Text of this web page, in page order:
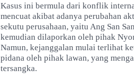
Kasus ini bermula dari konflik
mencuat akibat adanya perubahan
sekutu perusahaan, yaitu Ang San
kemudian dilaporkan oleh pihak
Namun, kejanggalan mulai terlihat
pidana oleh pihak lawan, yang
tersangka.